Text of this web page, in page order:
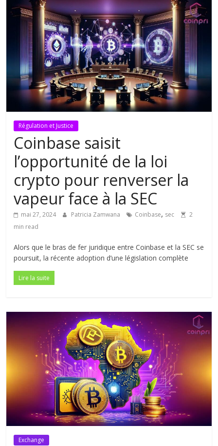
Régulation et Justice
Coinbase saisit
l’opportunité de la loi
crypto pour renverser la
vapeur face à la SEC
mai 27, 2024 Patricia Zamwana Coinbase, sec
2
min read
Alors que le bras de fer juridique entre Coinbase et la SEC se
poursuit, la récente adoption d’une législation complète
Lire la suite
Exchange